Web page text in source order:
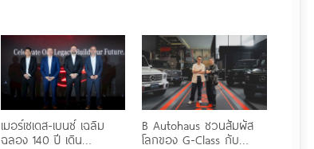
เมอร์เซเดส-เบนซ์ เฉลิม
ฉลอง 140 ปี เดิน…
B Autohaus ชวนสัมผัส
โลกของ G-Class กับ…